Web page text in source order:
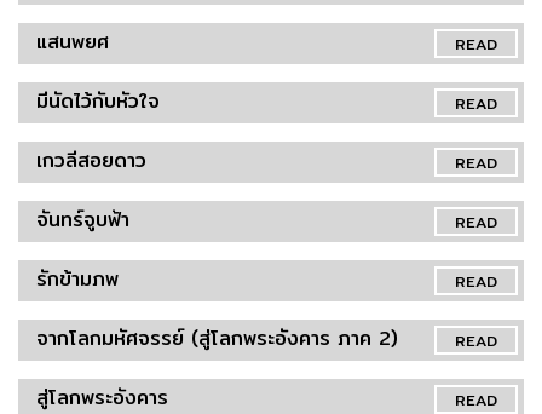
READ
แสนพยศ
READ
มีนัดไว้กับหัวใจ
READ
เกวลีสอยดาว
READ
จันทร์จูบฟ้า
READ
รักข้ามภพ
READ
จากโลกมหัศจรรย์ (สู่โลกพระอังคาร ภาค 2)
READ
สู่โลกพระอังคาร